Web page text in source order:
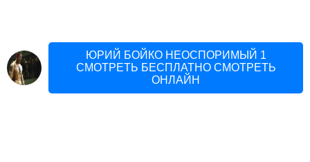
ЮРИЙ БОЙКО НЕОСПОРИМЫЙ 1
СМОТРЕТЬ БЕСПЛАТНО СМОТРЕТЬ
ОНЛАЙН